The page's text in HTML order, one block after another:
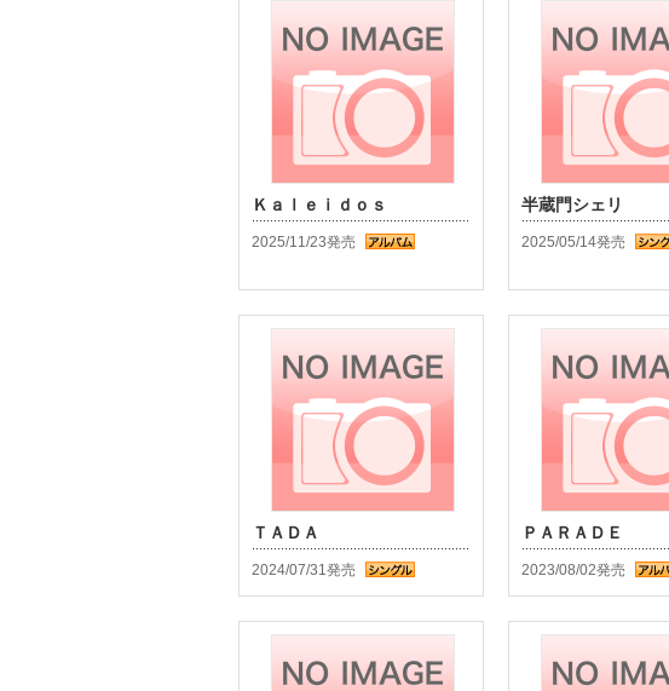
Ｋａｌｅｉｄｏｓ
2025/11/23発売
半蔵門シェリ
2025/05/14発売
ＴＡＤＡ
2024/07/31発売
ＰＡＲＡＤＥ
2023/08/02発売